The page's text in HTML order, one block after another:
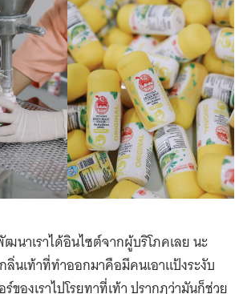
นาเราได้อินไซต์จากผู้บริโภคเลย นะ
ลิ่นเท้าที่ทำออกมาคือมีคนเอาแป้งระงับ
ของเราไปโรยทาที่เท้า ปรากฏว่ามันก็ช่วย